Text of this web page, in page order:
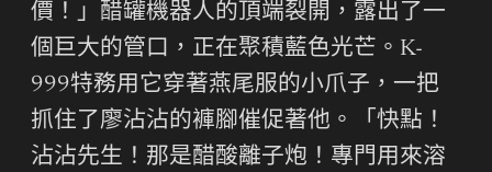
價！」醋罐機器人的頂端裂開，露出了一
個巨大的管口，正在聚積藍色光芒。K-
999特務用它穿著燕尾服的小爪子，一把
抓住了廖沾沾的褲腳催促著他。「快點！
沾沾先生！那是醋酸離子炮！專門用來溶